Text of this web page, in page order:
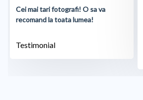
Cei mai tari fotografi! O sa va
recomand la toata lumea!
Testimonial